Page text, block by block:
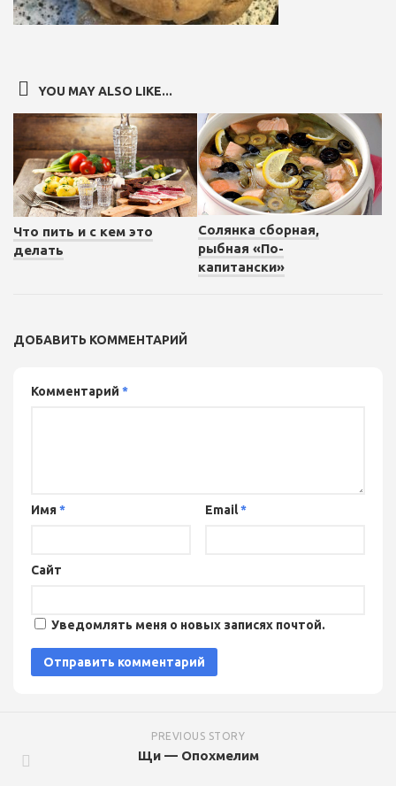
YOU MAY ALSO LIKE...
Что пить и с кем это
делать
Солянка сборная,
рыбная «По-
капитански»
ДОБАВИТЬ КОММЕНТАРИЙ
Комментарий *
Имя* Email*
Сайт
Уведомлять меня о новых записях почтой.
PREVIOUS STORY
Щи — Опохмелим